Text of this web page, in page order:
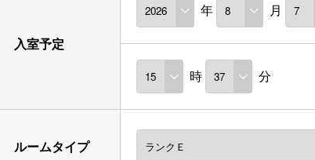
入室予定
年 月
時 分
ルームタイプ